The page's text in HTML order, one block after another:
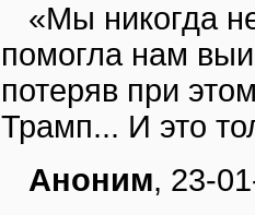
«Мы никогда
помогла нам
потеряв при
Трамп... И это
Аноним, 23-